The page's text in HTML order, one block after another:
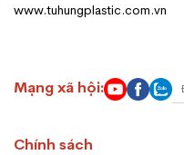
www.tuhungplastic.com.vn
Mạng xã hội:
Chính sách